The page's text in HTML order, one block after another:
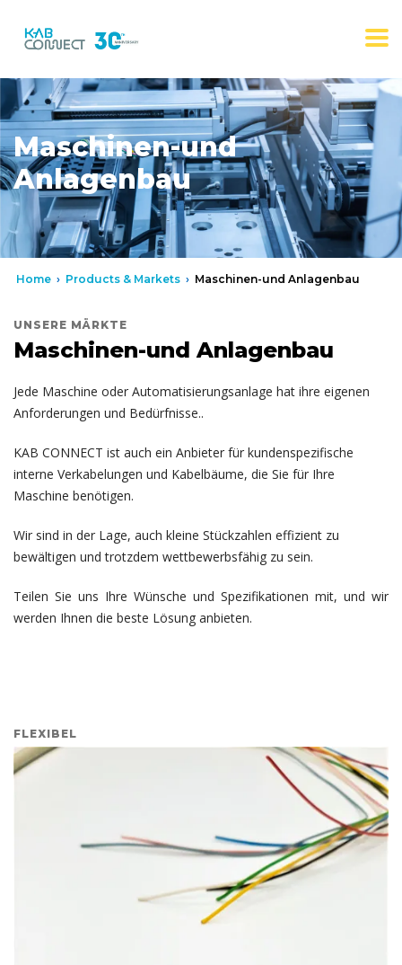
Maschinen-und
Anlagenbau
Home › Products & Markets › Maschinen-und Anlagenbau
UNSERE MÄRKTE
Maschinen-und Anlagenbau
Jede Maschine oder Automatisierungsanlage hat ihre eigenen
Anforderungen und Bedürfnisse..
KAB CONNECT ist auch ein Anbieter für kundenspezifische
interne Verkabelungen und Kabelbäume, die Sie für Ihre
Maschine benötigen.
Wir sind in der Lage, auch kleine Stückzahlen effizient zu
bewältigen und trotzdem wettbewerbsfähig zu sein.
Teilen Sie uns Ihre Wünsche und Spezifikationen mit, und wir
werden Ihnen die beste Lösung anbieten.
FLEXIBEL